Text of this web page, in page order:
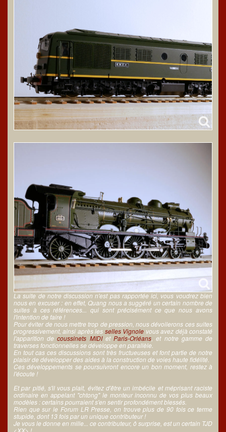
La suite de notre discussion n'est pas rapportée ici, vous voudrez bien
nous en excuser : en effet, Quang nous a suggéré un certain nombre de
suites à ces références... qui sont précisément ce que nous avons
l'intention de faire !
Pour éviter de nous mettre trop de pression, nous dévoilerons ces suites
progressivement, ainsi après les selles Vignole vous avez déjà constaté
l'apparition decoussinets MIDIetParis-Orléans , et notre gamme de
traverses fonctionnelles se développe en parallèle.
En tout cas ces discussions sont très fructueuses et font partie de notre
plaisir de développer des aides à la construction de voies haute fidélité.
Ces développements se poursuivront encore un bon moment, restez à
l'écoute !
Et par pitié, s'il vous plait, évitez d'être un imbécile et méprisant raciste
ordinaire en appelant "chtong" le monteur inconnu de vos plus beaux
modèles : certains pourraient s'en sentir profondément blessés.
Rien que sur le Forum LR Presse, on trouve plus de 90 fois ce terme
stupide, dont 13 fois par un unique contributeur !
Je vous le donne en mille... ce contributeur, ô surprise, est un certain TJD